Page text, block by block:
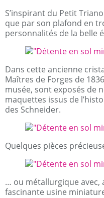
S’inspirant du Petit
que par son plafond en
personnalités de la belle
Dans cette ancienne
Maîtres de Forges de
musée, sont exposés de
maquettes issus de
des Schneider.
Quelques pièces
… ou métallurgique avec,
fascinante usine